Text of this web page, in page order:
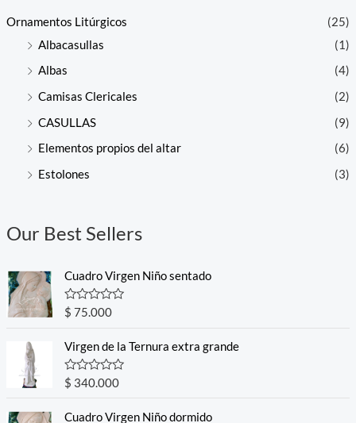
Ornamentos Litúrgicos
(25)
Albacasullas
(1)
Albas
(4)
Camisas Clericales
(2)
CASULLAS
(9)
Elementos propios del altar
(6)
Estolones
(3)
Our Best Sellers
Cuadro Virgen Niño sentado
R
a
e
0
o
u
o
$ 75.000
Virgen de la Ternura extra grande
R
a
e
$ 340.000
Cuadro Virgen Niño dormido